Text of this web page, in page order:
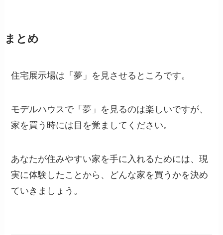
まとめ
住宅展示場は「夢」を見させるところです。
モデルハウスで「夢」を見るのは楽しいですが、
家を買う時には目を覚ましてください。
あなたが住みやすい家を手に入れるためには、現
実に体験したことから、どんな家を買うかを決め
ていきましょう。